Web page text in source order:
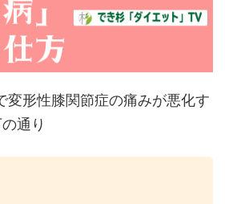
変形性膝関節症の痛みが悪化す
通り